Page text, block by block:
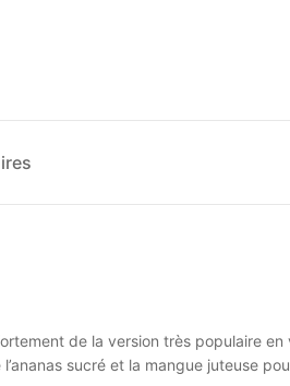
de la version très populaire
sucré et la mangue juteuse